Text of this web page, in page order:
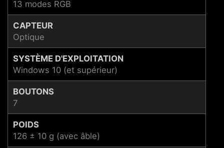
13 modes RGB
CAPTEUR
Optique
SYSTÈME D'EXPLOITATION
Windows 10 (et supérieur)
BOUTONS
7
POIDS
126 ± 10 g (avec âble)